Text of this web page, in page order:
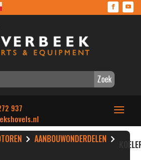
Zoek
937
AANBOUWONDERDELEN